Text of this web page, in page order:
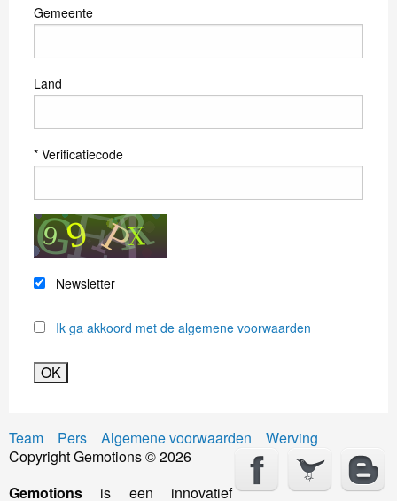
Gemeente
Land
Verificatiecode
Newsletter
Ik ga akkoord met de algemene voorwaarden
Team Pers Algemene voorwaarden
Werving
Copyright Gemotions © 2026
Gemotions is een innovatief